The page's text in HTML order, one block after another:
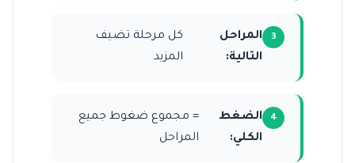
المراحل
التالية:
كل مرحلة تضيف
المزيد
الضغط
الكلي:
= مجموع ضغوط جميع
المراحل